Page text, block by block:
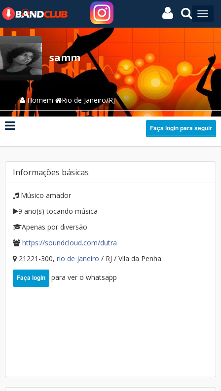
samm
Homem Rio de Janeiro/RJ
Faça login para seguir
Informações básicas
Músico amador
9 ano(s) tocando música
Apenas por diversão
https://soundcloud.com/dutra
21221-300, rio de janeiro / RJ / Vila da Penha
Faça login para ver o whatsapp